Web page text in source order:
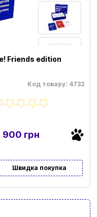
Friends edition
Код товару: 4732
900 грн
Швидка покупка